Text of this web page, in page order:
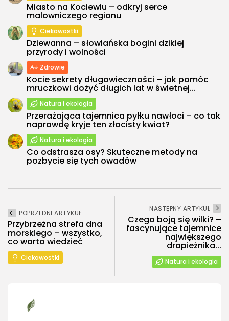
Miasto na Kociewiu – odkryj serce
malowniczego regionu
Ciekawostki
Dziewanna – słowiańska bogini dzikiej
przyrody i wolności
Zdrowie
Kocie sekrety długowieczności – jak pomóc
mruczkowi dożyć długich lat w świetnej...
Natura i ekologia
Przerażająca tajemnica pyłku nawłoci – co tak
naprawdę kryje ten złocisty kwiat?
Natura i ekologia
Co odstrasza osy? Skuteczne metody na
pozbycie się tych owadów
POPRZEDNI ARTYKUŁ
Przybrzeżna strefa dna
morskiego – wszystko,
co warto wiedzieć
Ciekawostki
NASTĘPNY ARTYKUŁ
Czego boją się wilki? –
fascynujące tajemnice
największego
drapieżnika...
Natura i ekologia